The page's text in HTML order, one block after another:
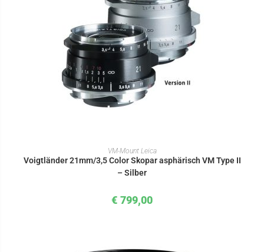
IN DEN WARENKORB
VM-Mount Leica
Voigtländer 21mm/3,5 Color Skopar asphärisch VM Type II
– Silber
€ 799,00